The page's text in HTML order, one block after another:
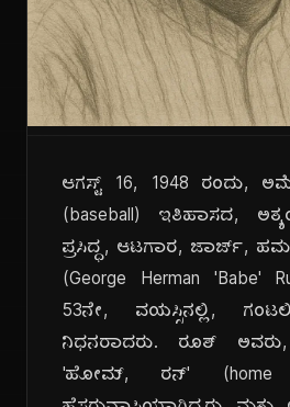
ಆಗಸ್ಟ್ 16, 1948 ರಂದು,
(baseball) ಇತಿಹಾಸದ,
ಪ್ರಸಿದ್ಧ, ಆಟಗಾರ, ಜಾರ್ಜ್,
(George Herman 'Babe'
53ನೇ, ವಯಸ್ಸಿನಲ್ಲಿ,
ನಿಧನರಾದರು. ರೂತ್
'ಹೋಮ್, ರನ್' (home